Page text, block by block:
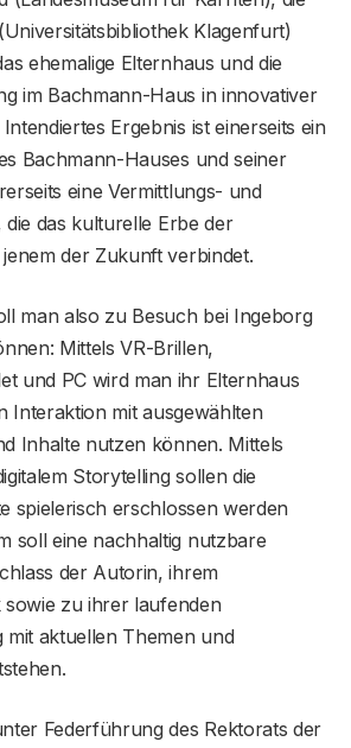
Klagenfurt)
ehemalige Elternhaus und die
im Bachmann-Haus in innovativer
Ergebnis ist einerseits ein
Bachmann-Hauses und seiner
eine Vermittlungs- und
das kulturelle Erbe der
der Zukunft verbindet.
man also zu Besuch bei Ingeborg
Mittels VR-Brillen,
und PC wird man ihr Elternhaus
Interaktion mit ausgewählten
Inhalte nutzen können. Mittels
Storytelling sollen die
spielerisch erschlossen werden
soll eine nachhaltig nutzbare
der Autorin, ihrem
zu ihrer laufenden
mit aktuellen Themen und
Federführung des Rektorats der